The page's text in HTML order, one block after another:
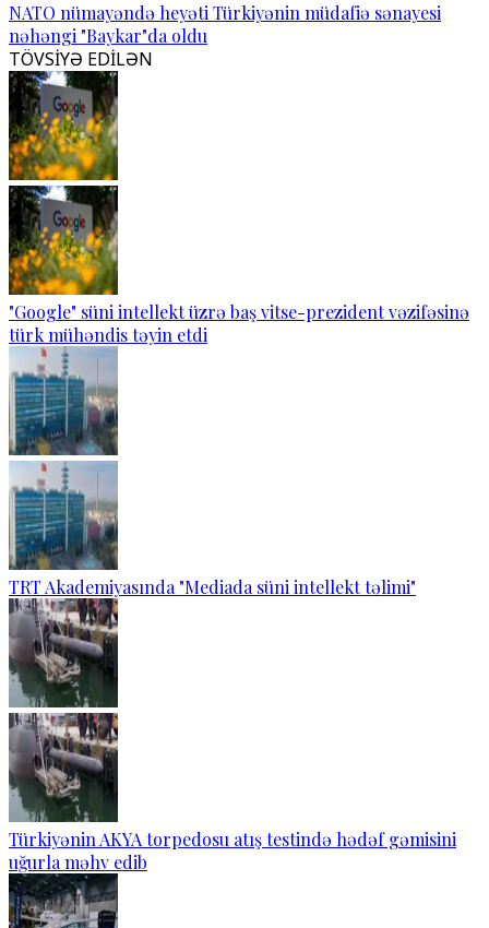
NATO nümayəndə heyəti Türkiyənin müdafiə sənayesi
nəhəngi "Baykar"da oldu
TÖVSİYƏ EDİLƏN
"Google" süni intellekt üzrə baş vitse-prezident vəzifəsinə
türk mühəndis təyin etdi
TRT Akademiyasında "Mediada süni intellekt təlimi"
Türkiyənin AKYA torpedosu atış testində hədəf gəmisini
uğurla məhv edib